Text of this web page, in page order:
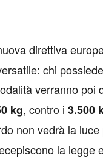
direttiva
chi
verranno
kg, contro i 3.500
non vedrà la luce
la legge